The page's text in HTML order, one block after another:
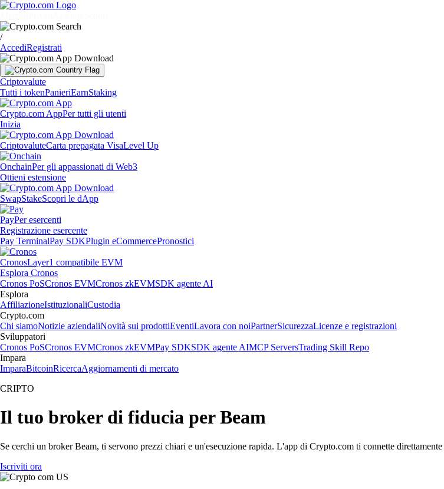
/
AccediRegistrati
Criptovalute
Tutti i tokenPanieriEarnStaking
Crypto.com AppPer tutti gli utenti
Inizia
CriptovaluteCarta prepagata VisaLevel Up
OnchainPer gli appassionati di Web3
Ottieni estensione
SwapStakeScopri le dApp
PayPer esercenti
Registrazione esercente
Pay TerminalPay SDKPlugin eCommercePronostici
CronosLayer1 compatibile EVM
Esplora Cronos
Cronos PoSCronos EVMCronos zkEVMSDK agente AI
Esplora
AffiliazioneIstituzionaliCustodia
Crypto.com
Chi siamoNotizie aziendaliNovità sui prodottiEventiLavora con noiPartnerSicurezzaLicenze e registrazioni
Sviluppatori
Cronos PoSCronos EVMCronos zkEVMPay SDKSDK agente AIMCP ServersTrading Skill Repo
Impara
ImparaBitcoinRicercaAggiornamenti di mercato
CRIPTO
Il tuo broker di fiducia per Beam
Se cerchi un broker Beam, ti servono prezzi chiari e un'esecuzione rapida. L'app di Crypto.com ti connette
Iscriviti ora